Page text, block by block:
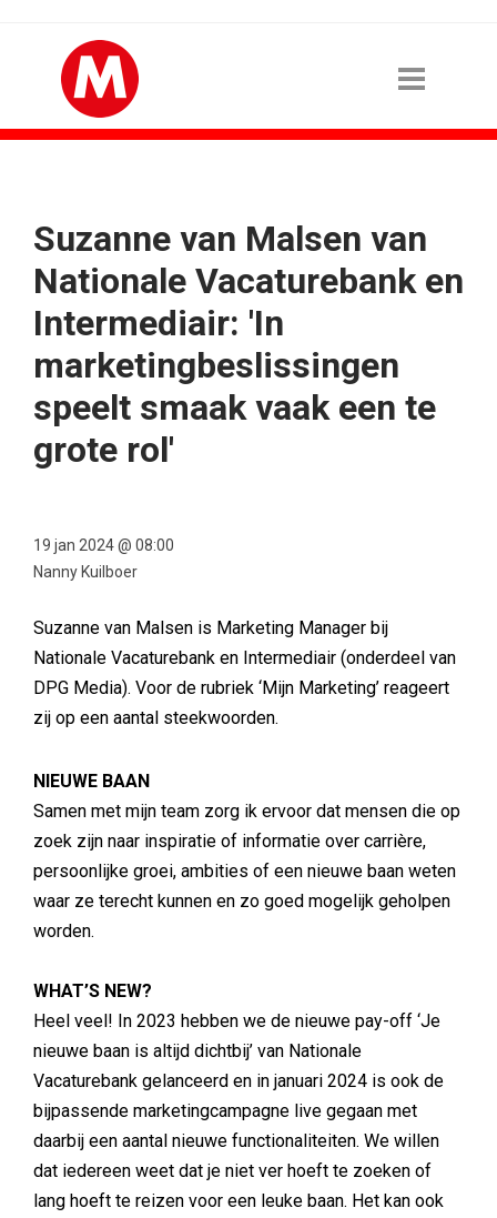
Suzanne van Malsen van
Nationale Vacaturebank en
Intermediair: 'In
marketingbeslissingen
speelt smaak vaak een te
grote rol'
19 jan 2024 @ 08:00
Nanny Kuilboer
Suzanne van Malsen is Marketing Manager bij
Nationale Vacaturebank en Intermediair (onderdeel van
DPG Media). Voor de rubriek ‘Mijn Marketing’ reageert
zij op een aantal steekwoorden.
NIEUWE BAAN
Samen met mijn team zorg ik ervoor dat mensen die op
zoek zijn naar inspiratie of informatie over carrière,
persoonlijke groei, ambities of een nieuwe baan weten
waar ze terecht kunnen en zo goed mogelijk geholpen
worden.
WHAT’S NEW?
Heel veel! In 2023 hebben we de nieuwe pay-off ‘Je
nieuwe baan is altijd dichtbij’ van Nationale
Vacaturebank gelanceerd en in januari 2024 is ook de
bijpassende marketingcampagne live gegaan met
daarbij een aantal nieuwe functionaliteiten. We willen
dat iedereen weet dat je niet ver hoeft te zoeken of
lang hoeft te reizen voor een leuke baan. Het kan ook